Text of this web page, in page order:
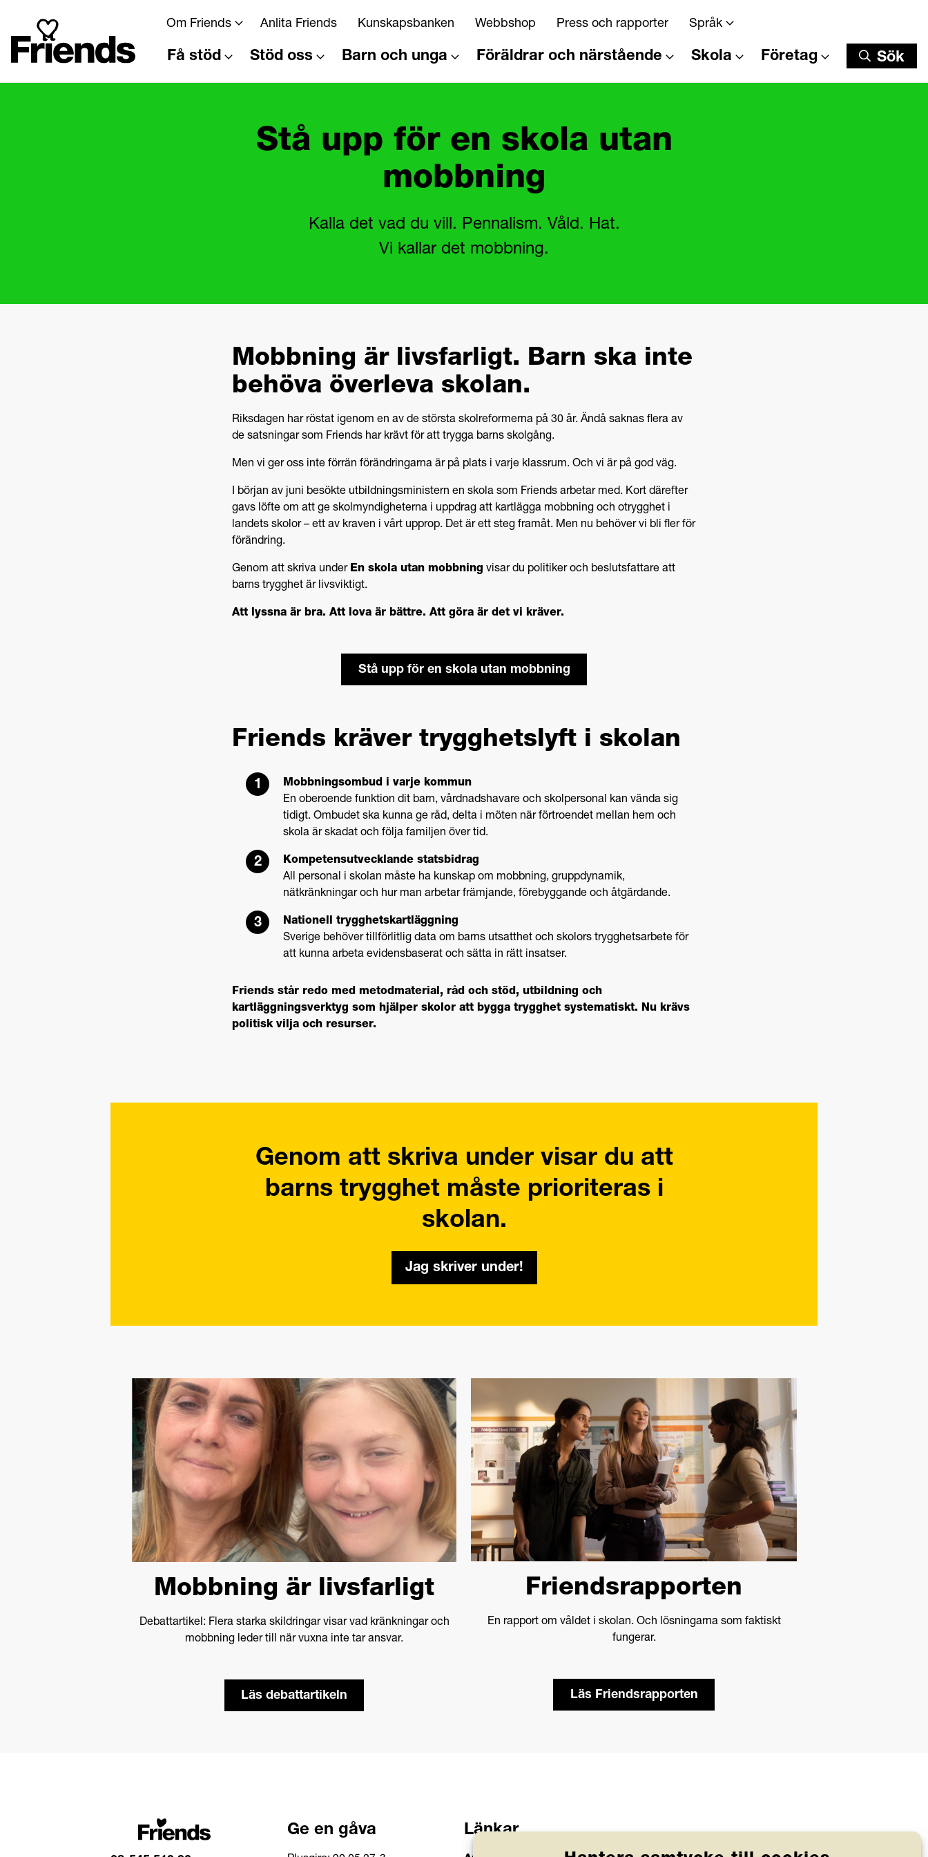
Om Friends Anlita Friends Kunskapsbanken Webbshop Press och rapporter Språk
Få stöd Stöd oss Barn och unga Föräldrar och närstående Skola Företag Sök
Sök
Stå upp för en skola utan
mobbning
Kalla det vad du vill. Pennalism. Våld. Hat.
Vi kallar det mobbning.
Mobbning är livsfarligt. Barn ska inte
behöva överleva skolan.
Riksdagen har röstat igenom en av de största skolreformerna på 30 år. Ändå saknas flera av
de satsningar som Friends har krävt för att trygga barns skolgång.
Men vi ger oss inte förrän förändringarna är på plats i varje klassrum. Och vi är på god väg.
I början av juni besökte utbildningsministern en skola som Friends arbetar med. Kort därefter
gavs löfte om att ge skolmyndigheterna i uppdrag att kartlägga mobbning och otrygghet i
landets skolor – ett av kraven i vårt upprop. Det är ett steg framåt. Men nu behöver vi bli fler för
förändring.
Genom att skriva under En skola utan mobbning visar du politiker och beslutsfattare att
barns trygghet är livsviktigt.
Att lyssna är bra. Att lova är bättre. Att göra är det vi kräver.
Stå upp för en skola utan mobbning
Friends kräver trygghetslyft i skolan
Mobbningsombud i varje kommun
En oberoende funktion dit barn, vårdnadshavare och skolpersonal kan vända sig
tidigt. Ombudet ska kunna ge råd, delta i möten när förtroendet mellan hem och
skola är skadat och följa familjen över tid.
Kompetensutvecklande statsbidrag
All personal i skolan måste ha kunskap om mobbning, gruppdynamik,
nätkränkningar och hur man arbetar främjande, förebyggande och åtgärdande.
Nationell trygghetskartläggning
Sverige behöver tillförlitlig data om barns utsatthet och skolors trygghetsarbete för
att kunna arbeta evidensbaserat och sätta in rätt insatser.
Friends står redo med metodmaterial, råd och stöd, utbildning och
kartläggningsverktyg som hjälper skolor att bygga trygghet systematiskt. Nu krävs
politisk vilja och resurser.
Genom att skriva under visar du att
barns trygghet måste prioriteras i
skolan.
Jag skriver under!
Mobbning är livsfarligt
Debattartikel: Flera starka skildringar visar vad kränkningar och
mobbning leder till när vuxna inte tar ansvar.
Läs debattartikeln
Friendsrapporten
En rapport om våldet i skolan. Och lösningarna som faktiskt
fungerar.
Läs Friendsrapporten
Ge en gåva Länkar